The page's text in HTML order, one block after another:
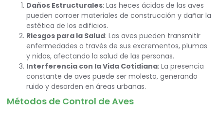
Daños Estructurales: Las heces ácidas de las aves
pueden corroer materiales de construcción y dañar la
estética de los edificios.
Riesgos para la Salud: Las aves pueden transmitir
enfermedades a través de sus excrementos, plumas
y nidos, afectando la salud de las personas.
Interferencia con la Vida Cotidiana: La presencia
constante de aves puede ser molesta, generando
ruido y desorden en áreas urbanas.
Métodos de Control de Aves